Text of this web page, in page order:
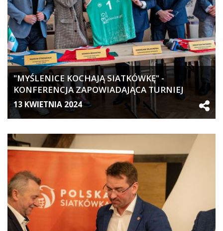
"MYŚLENICE KOCHAJĄ SIATKÓWKĘ" -
KONFERENCJA ZAPOWIADAJĄCA TURNIEJ
BEACH PRO TOUR FUTURES I 15. EDYCJĘ PLAŻY
OPEN
13 KWIETNIA 2024